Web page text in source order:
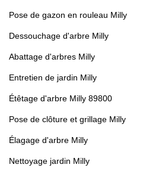
Pose de gazon en rouleau Milly
Dessouchage d'arbre Milly
Abattage d'arbres Milly
Entretien de jardin Milly
Étêtage d'arbre Milly 89800
Pose de clôture et grillage Milly
Élagage d'arbre Milly
Nettoyage jardin Milly